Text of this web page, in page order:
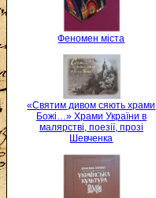
Феномен міста
«Святим дивом сяють храми
Божі…» Храми України в
малярстві, поезії, прозі
Шевченка